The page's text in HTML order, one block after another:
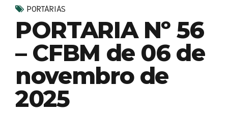
PORTARIAS
PORTARIA Nº 56
– CFBM de 06 de
novembro de
2025